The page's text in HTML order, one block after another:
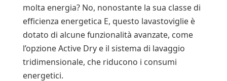
molta energia? No, nonostante la sua classe di
efficienza energetica E, questo lavastoviglie è
dotato di alcune funzionalità avanzate, come
l’opzione Active Dry e il sistema di lavaggio
tridimensionale, che riducono i consumi
energetici.